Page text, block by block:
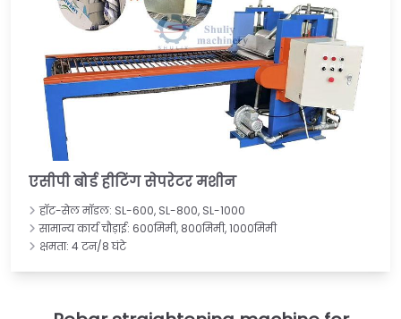
एसीपी बोर्ड हीटिंग सेपरेटर मशीन
हॉट-सेल मॉडल: SL-600, SL-800, SL-1000
सामान्य कार्य चौड़ाई: 600मिमी, 800मिमी, 1000मिमी
क्षमता: 4 टन/8 घंटे